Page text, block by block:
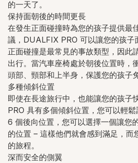
的一天了。
保持面朝後的時間更長
在發生正面碰撞時為您的孩子提供最
議，DUALFIX PRO 可以讓您的孩子
正面碰撞是最常見的事故類型，因此
出行。當汽車座椅處於朝後位置時，
頭部、頸部和上半身，保護您的孩子
多種傾斜位置
即使在長途旅行中，也能讓您的孩子
PRO 具有多個傾斜位置，您可以輕
6 個後向位置，您可以選擇一個讓您
的位置 – 這樣他們就會感到滿足，而
的旅程。
深而安全的側翼